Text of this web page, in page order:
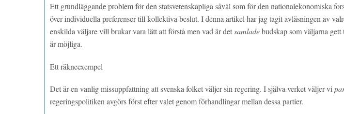
Ett grundläggande problem för den statsvetenskapliga såväl som för den nationalekonomiska
över individuella preferenser till kollektiva beslut. I denna artikel har jag tagit avläsningen av
enskilda väljare vill brukar vara lätt att förstå men vad är detsamladebudskap som väljarna
är möjliga.
Ett räkneexempel
Det är en vanlig missuppfattning att svenska folket väljer sin regering. I själva verket väljer vi
regeringspolitiken avgörs först efter valet genom förhandlingar mellan dessa partier.